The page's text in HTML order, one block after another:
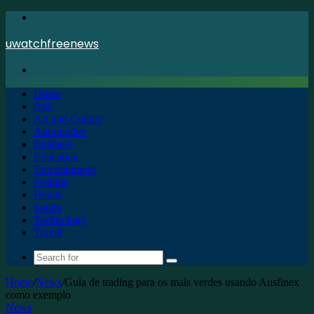
uwatchfreenews
Home
Apk
Art and Culture
Automotive
Business
Education
Entertainment
Fashion
Health
Sports
Technology
Travel
Search
Home/News/Guia de trading para os mais verdes usando Ausfinex
como exemplo
News